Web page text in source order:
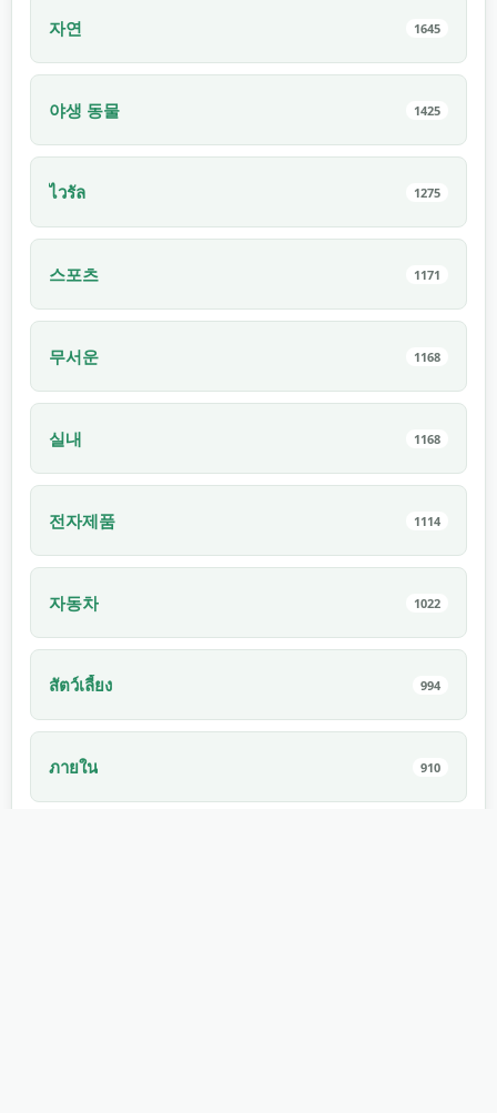
자연 1645
야생 동물 1425
ไวรัล 1275
스포츠 1171
무서운 1168
실내 1168
전자제품 1114
자동차 1022
สัตว์เลี้ยง 994
ภายใน 910